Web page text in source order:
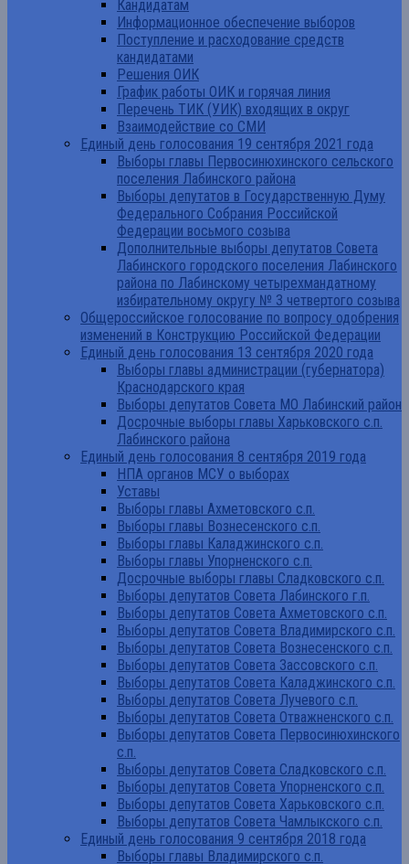
Кандидатам
Информационное обеспечение выборов
Поступление и расходование средств
кандидатами
Решения ОИК
График работы ОИК и горячая линия
Перечень ТИК (УИК) входящих в округ
Взаимодействие со СМИ
Единый день голосования 19 сентября 2021 года
Выборы главы Первосинюхинского сельского
поселения Лабинского района
Выборы депутатов в Государственную Думу
Федерального Собрания Российской
Федерации восьмого созыва
Дополнительные выборы депутатов Совета
Лабинского городского поселения Лабинского
района по Лабинскому четырехмандатному
избирательному округу № 3 четвертого созыва
Общероссийское голосование по вопросу одобрения
изменений в Конструкцию Российской Федерации
Единый день голосования 13 сентября 2020 года
Выборы главы администрации (губернатора)
Краснодарского края
Выборы депутатов Совета МО Лабинский район
Досрочные выборы главы Харьковского с.п.
Лабинского района
Единый день голосования 8 сентября 2019 года
НПА органов МСУ о выборах
Уставы
Выборы главы Ахметовского с.п.
Выборы главы Вознесенского с.п.
Выборы главы Каладжинского с.п.
Выборы главы Упорненского с.п.
Досрочные выборы главы Сладковского с.п.
Выборы депутатов Совета Лабинского г.п.
Выборы депутатов Совета Ахметовского с.п.
Выборы депутатов Совета Владимирского с.п.
Выборы депутатов Совета Вознесенского с.п.
Выборы депутатов Совета Зассовского с.п.
Выборы депутатов Совета Каладжинского с.п.
Выборы депутатов Совета Лучевого с.п.
Выборы депутатов Совета Отважненского с.п.
Выборы депутатов Совета Первосинюхинского
с.п.
Выборы депутатов Совета Сладковского с.п.
Выборы депутатов Совета Упорненского с.п.
Выборы депутатов Совета Харьковского с.п.
Выборы депутатов Совета Чамлыкского с.п.
Единый день голосования 9 сентября 2018 года
Выборы главы Владимирского с.п.